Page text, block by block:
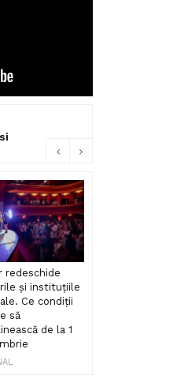
redeschide
și instituțiile
Ce condiții
să
de la 1